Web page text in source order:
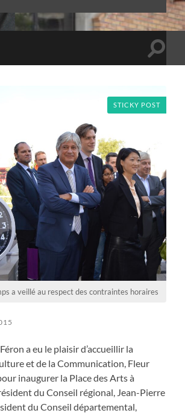
Toggle
STICKY POST
a veillé au respect des contraintes horaires
a eu le plaisir d’accueillir la
et de la Communication, Fleur
inaugurer la Place des Arts à
du Conseil régional, Jean-Pierre
du Conseil départemental,